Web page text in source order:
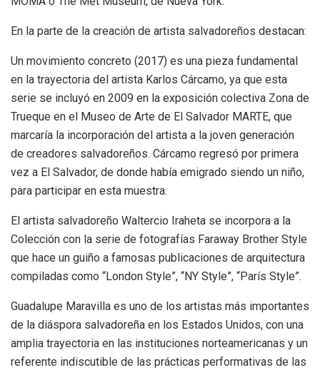
En la parte de la creación de artista salvadoreños destacan:
Un movimiento concreto (2017) es una pieza fundamental
en la trayectoria del artista Karlos Cárcamo, ya que esta
serie se incluyó en 2009 en la exposición colectiva Zona de
Trueque en el Museo de Arte de El Salvador MARTE, que
marcaría la incorporación del artista a la joven generación
de creadores salvadoreños. Cárcamo regresó por primera
vez a El Salvador, de donde había emigrado siendo un niño,
para participar en esta muestra.
El artista salvadoreño Waltercio Iraheta se incorpora a la
Colección con la serie de fotografías Faraway Brother Style
que hace un guiño a famosas publicaciones de arquitectura
compiladas como “London Style”, “NY Style”, “París Style”.
Guadalupe Maravilla es uno de los artistas más importantes
de la diáspora salvadoreña en los Estados Unidos, con una
amplia trayectoria en las instituciones norteamericanas y un
referente indiscutible de las prácticas performativas de las